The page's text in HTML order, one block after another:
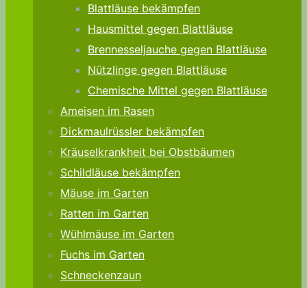
Blattläuse bekämpfen
Hausmittel gegen Blattläuse
Brennesseljauche gegen Blattläuse
Nützlinge gegen Blattläuse
Chemische Mittel gegen Blattläuse
Ameisen im Rasen
Dickmaulrüssler bekämpfen
Kräuselkrankheit bei Obstbäumen
Schildläuse bekämpfen
Mäuse im Garten
Ratten im Garten
Wühlmäuse im Garten
Fuchs im Garten
Schneckenzaun